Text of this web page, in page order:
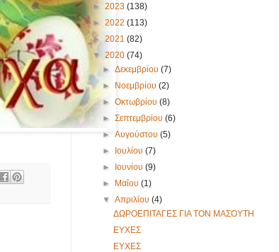
► 2023 (138)
► 2022 (113)
► 2021 (82)
▼ 2020 (74)
►Δεκεμβρίου(7)
►
Νοεμβρίου(2)
►Οκτωβρίου(8)
►Σεπτεμβρίου(6)
►Αυγούστου(5)
►
Ιουλίου(7)
►
Ιουνίου(9)
►
Μαΐου(1)
▼Απριλίου(4)
ΔΩΡΟΕΠΙΤΑΓΕΣ ΓΙΑ ΤΟΝ ΜΑΣΟΥΤΗ
ΕΥΧΕΣ
ΕΥΧΕΣ